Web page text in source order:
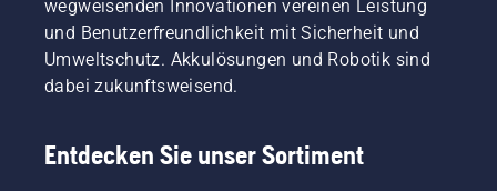
diesem
Video
gezeigt.
Lebensdauer
von
Schiene
und
Sie die
auch
unsere
anspruchsvollsten
wegweisenden Innovationen vereinen Leistung
und Benutzerfreundlichkeit mit Sicherheit und
Umweltschutz. Akkulösungen und Robotik sind
dabei zukunftsweisend.
Entdecken Sie unser Sortiment